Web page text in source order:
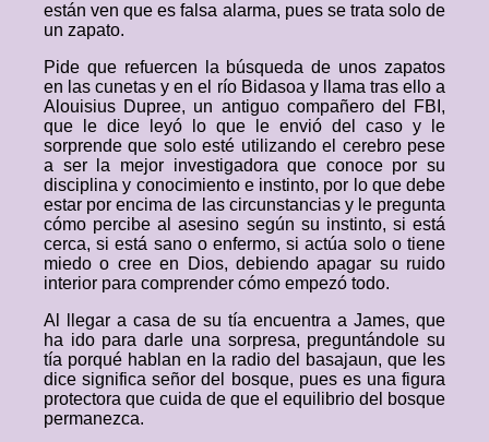
están ven que es falsa alarma, pues se trata solo de
un zapato.
Pide que refuercen la búsqueda de unos zapatos
en las cunetas y en el río Bidasoa y llama tras ello a
Alouisius Dupree, un antiguo compañero del FBI,
que le dice leyó lo que le envió del caso y le
sorprende que solo esté utilizando el cerebro pese
a ser la mejor investigadora que conoce por su
disciplina y conocimiento e instinto, por lo que debe
estar por encima de las circunstancias y le pregunta
cómo percibe al asesino según su instinto, si está
cerca, si está sano o enfermo, si actúa solo o tiene
miedo o cree en Dios, debiendo apagar su ruido
interior para comprender cómo empezó todo.
Al llegar a casa de su tía encuentra a James, que
ha ido para darle una sorpresa, preguntándole su
tía porqué hablan en la radio del basajaun, que les
dice significa señor del bosque, pues es una figura
protectora que cuida de que el equilibrio del bosque
permanezca.